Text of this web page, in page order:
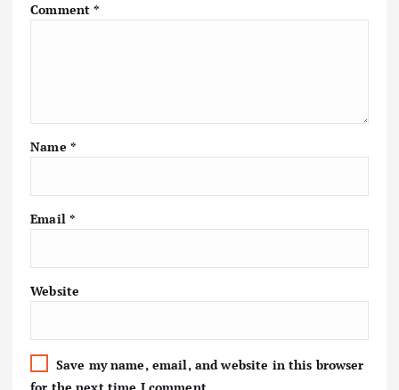
Comment*
Name *
Email *
Website
Save my name, email, and website in this browser